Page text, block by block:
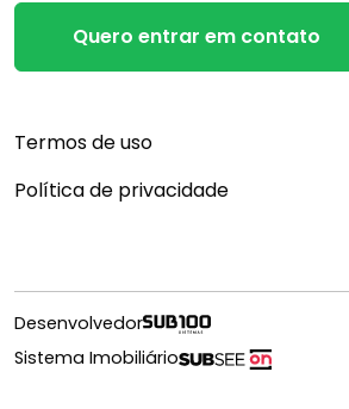
Quero entrar em contato
Termos de uso
Política de privacidade
Desenvolvedor
Sistema Imobiliário